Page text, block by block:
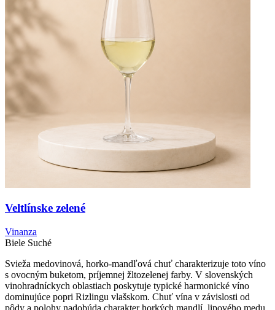
Veltlínske zelené
Vinanza
Biele Suché
Svieža medovinová, horko-mandľová chuť charakterizuje toto víno
s ovocným buketom, príjemnej žltozelenej farby. V slovenských
vinohradníckych oblastiach poskytuje typické harmonické víno
dominujúce popri Rizlingu vlašskom. Chuť vína v závislosti od